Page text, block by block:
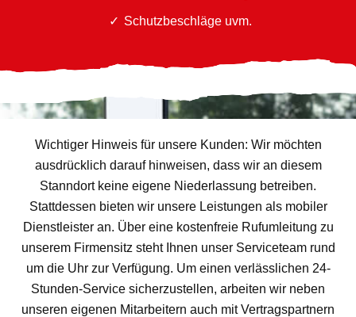
Schutzbeschläge uvm.
Wichtiger Hinweis für unsere Kunden: Wir möchten
ausdrücklich darauf hinweisen, dass wir an diesem
Stanndort keine eigene Niederlassung betreiben.
Stattdessen bieten wir unsere Leistungen als mobiler
Dienstleister an. Über eine kostenfreie Rufumleitung zu
unserem Firmensitz steht Ihnen unser Serviceteam rund
um die Uhr zur Verfügung. Um einen verlässlichen 24-
Stunden-Service sicherzustellen, arbeiten wir neben
unseren eigenen Mitarbeitern auch mit Vertragspartnern